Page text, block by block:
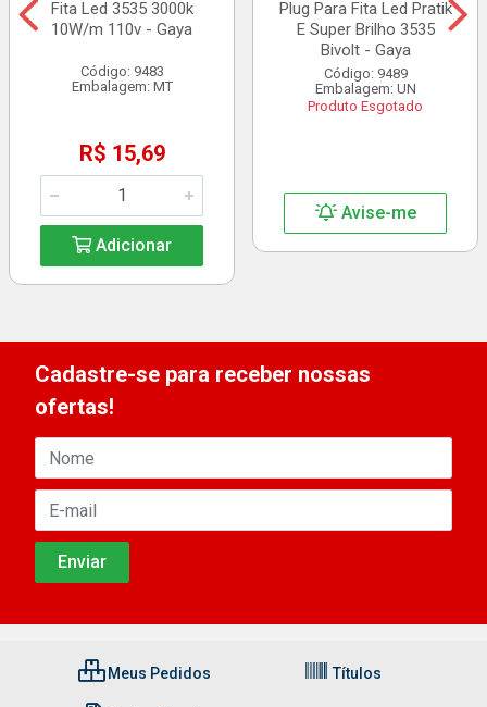
Fita Led 3535 3000k
10W/m 110v - Gaya
Código: 9483
Embalagem: MT
R$ 15,69
Adicionar
Plug Para Fita Led Pratik
E Super Brilho 3535
Bivolt - Gaya
Código: 9489
Embalagem: UN
Produto Esgotado
Avise-me
Cadastre-se para receber nossas
ofertas!
Meus Pedidos Títulos